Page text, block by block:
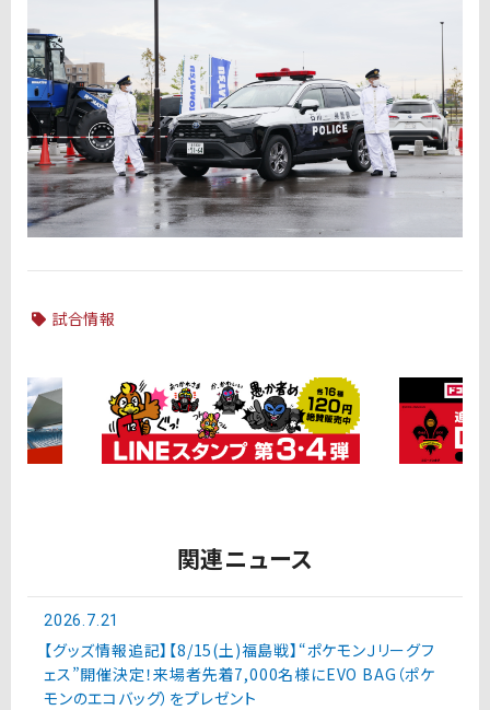
試合情報
関連ニュース
2026.7.21
【グッズ情報追記】【8/15(土)福島戦】“ポケモンＪリーグフ
ェス”開催決定！来場者先着7,000名様にEVO BAG（ポケ
モンのエコバッグ）をプレゼント